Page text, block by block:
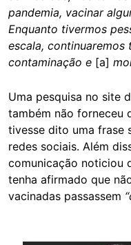
pandemia, vacinar
Enquanto tivermos
escala, continuaremos
contaminação e [a]
Uma pesquisa no site
também não forneceu
tivesse dito uma frase
redes sociais. Além
comunicação noticiou
tenha afirmado que
vacinadas passassem